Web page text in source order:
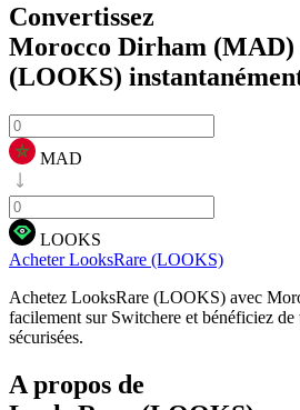
Convertissez
Morocco Dirham (MAD)
(LOOKS)
MAD
LOOKS
Acheter LooksRare (LOOKS)
Achetez LooksRare (LOOKS) avec
facilement sur Switchere et bénéficiez de
sécurisées.
A propos de